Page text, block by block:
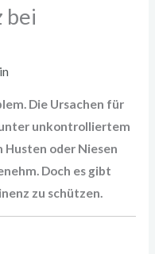
bei
Die Ursachen für
unkontrolliertem
Husten oder Niesen
Doch es gibt
zu schützen.